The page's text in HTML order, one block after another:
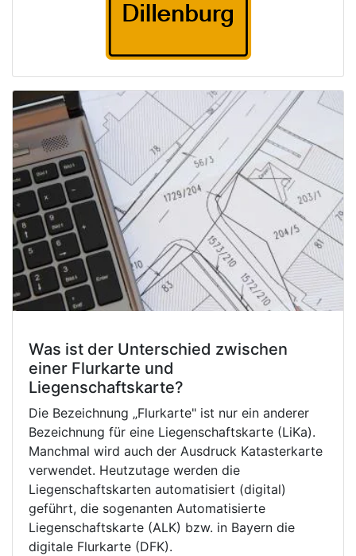
Was ist der Unterschied zwischen
einer Flurkarte und
Liegenschaftskarte?
Die Bezeichnung „Flurkarte" ist nur ein anderer
Bezeichnung für eine Liegenschaftskarte (LiKa).
Manchmal wird auch der Ausdruck Katasterkarte
verwendet. Heutzutage werden die
Liegenschaftskarten automatisiert (digital)
geführt, die sogenanten Automatisierte
Liegenschaftskarte (ALK) bzw. in Bayern die
digitale Flurkarte (DFK).